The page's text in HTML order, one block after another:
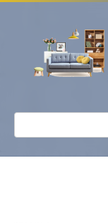
Перейти
контенту
Поиск: